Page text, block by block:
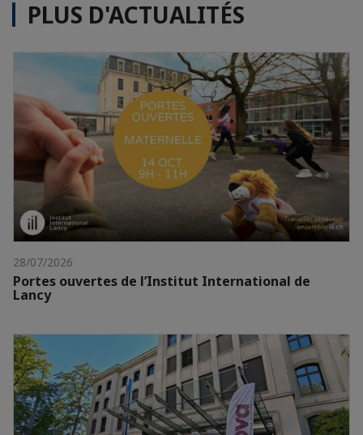
PLUS D'ACTUALITÉS
28/07/2026
Portes ouvertes de l’Institut International de
Lancy